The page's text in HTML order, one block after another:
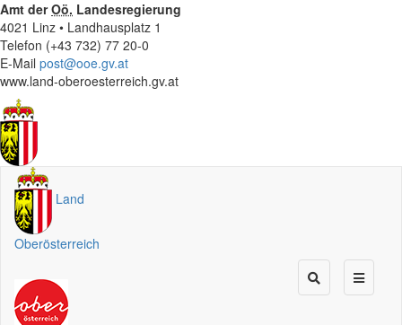
Amt derOö. Landesregierung
4021 Linz • Landhausplatz 1
Telefon (+43 732) 77 20-0
E-Mail post@ooe.gv.at
www.land-oberoesterreich.gv.at
Land
Oberösterreich